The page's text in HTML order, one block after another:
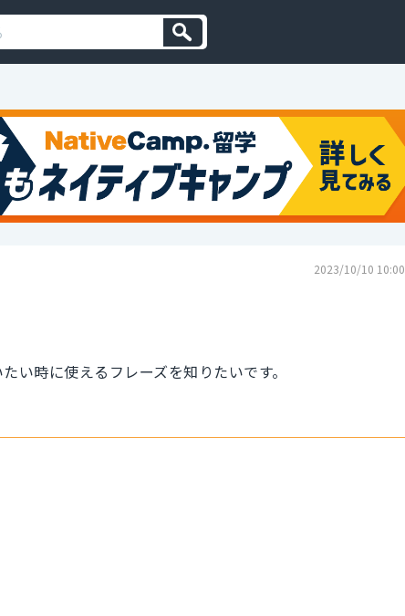
2023/10/10 10:00
時に使えるフレーズを知りたいです。